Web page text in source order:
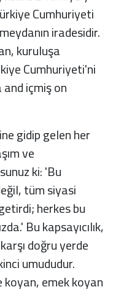
Cumhuriyeti
iradesidir.
kuruluşa
Cumhuriyeti'ni
içmiş on
gidip gelen her
ve
ki: 'Bu
tüm siyasi
herkes bu
Bu kapsayıcılık,
doğru yerde
umududur.
emek koyan